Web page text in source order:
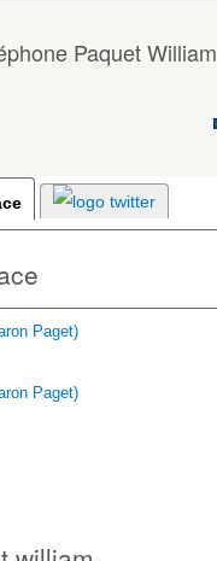
Paquet William
Paget)
Paget)